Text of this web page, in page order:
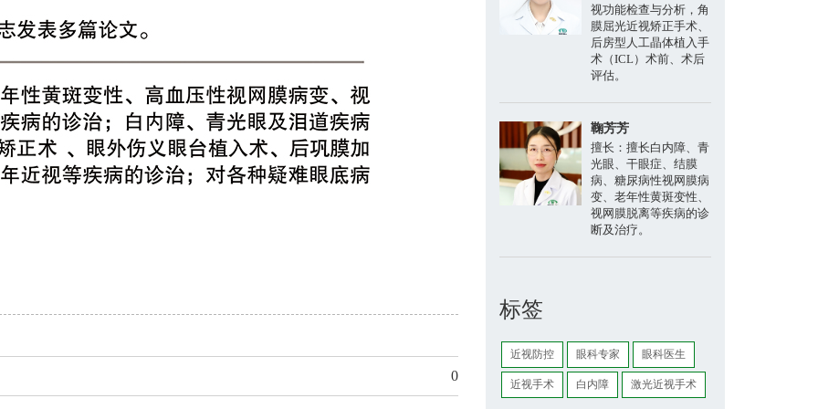
0
视功能检查与分析，角
膜屈光近视矫正手术、
后房型人工晶体植入手
术（ICL）术前、术后
评估。
鞠芳芳
擅长：擅长白内障、青
光眼、干眼症、结膜
病、糖尿病性视网膜病
变、老年性黄斑变性、
视网膜脱离等疾病的诊
断及治疗。
标签
近视防控 眼科专家 眼科医生
近视手术 白内障 激光近视手术